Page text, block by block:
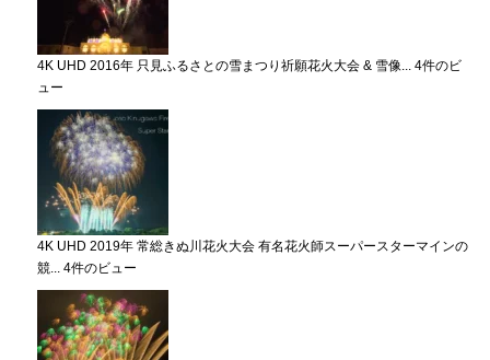
4K UHD 2016年 只見ふるさとの雪まつり祈願花火大会 & 雪像... 4件のビ
ュー
4K UHD 2019年 常総きぬ川花火大会 有名花火師スーパースターマインの
競... 4件のビュー